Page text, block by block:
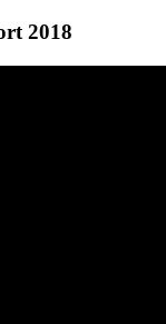
2018